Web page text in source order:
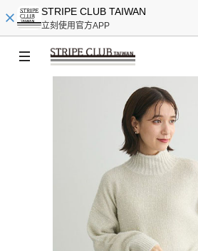
STRIPE CLUB TAIWAN
立刻使用官方APP